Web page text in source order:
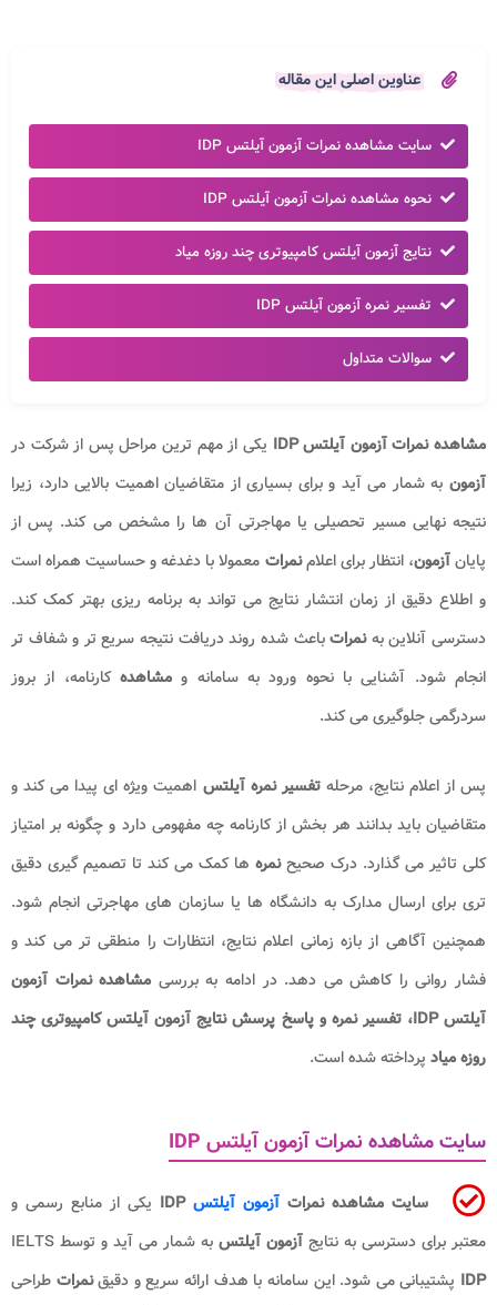
عناوین اصلی این مقاله
سایت مشاهده نمرات آزمون آیلتس IDP
نحوه مشاهده نمرات آزمون آیلتس IDP
نتایج آزمون آیلتس کامپیوتری چند روزه میاد
تفسیر نمره آزمون آیلتس IDP
سوالات متداول
مشاهده نمرات آزمون آیلتس IDP
یکی از مهم ترین مراحل پس از شرکت در
آزمون به شمار می آید و برای بسیاری از متقاضیان اهمیت بالایی دارد، زیرا
نتیجه نهایی مسیر تحصیلی یا مهاجرتی آن ها را مشخص می کند. پس از
پایانآزمون، انتظار برای اعلامنمرات معمولا با دغدغه و حساسیت همراه است
و اطلاع دقیق از زمان انتشار نتایج می تواند به برنامه ریزی بهتر کمک کند.
دسترسی آنلاین بهنمراتباعث شده روند دریافت نتیجه سریع تر و شفاف تر
انجام شود. آشنایی با نحوه ورود به سامانه و مشاهدهکارنامه، از بروز
سردرگمی جلوگیری می کند.
پس از اعلام نتایج، مرحلهتفسیر نمره آیلتس اهمیت ویژه ای پیدا می کند و
متقاضیان باید بدانند هر بخش از کارنامه چه مفهومی دارد و چگونه بر امتیاز
کلی تاثیر می گذارد. درک صحیحنمره ها کمک می کند تا تصمیم گیری دقیق
تری برای ارسال مدارک به دانشگاه ها یا سازمان های مهاجرتی انجام شود.
همچنین آگاهی از بازه زمانی اعلام نتایج، انتظارات را منطقی تر می کند و
فشار روانی را کاهش می دهد. در ادامه به بررسی مشاهده نمرات آزمون
آیلتس IDP، تفسیر نمره و پاسخ پرسش نتایج آزمون آیلتس کامپیوتری چند
روزه میاد پرداخته شده است.
سایت مشاهده نمرات آزمون آیلتس IDP
سایت مشاهده نمرات آزمون آیلتس IDP
یکی از منابع رسمی و
معتبر برای دسترسی به نتایج آزمون آیلتس به شمار می آید و توسط IELTS
IDP پشتیبانی می شود. این سامانه با هدف ارائه سریع و دقیقنمرات طراحی